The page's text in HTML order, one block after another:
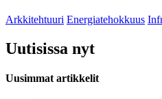
Arkkitehtuuri Energiatehokkuus
Uutisissa nyt
Uusimmat artikkelit